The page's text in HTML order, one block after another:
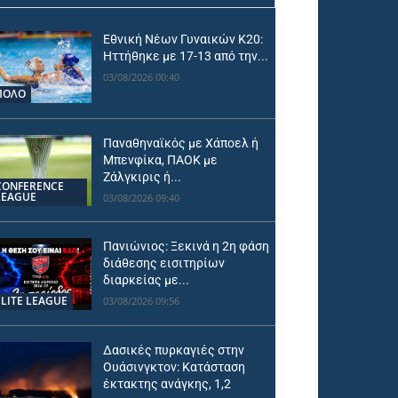
Εθνική Νέων Γυναικών Κ20:
Ηττήθηκε με 17-13 από την...
03/08/2026 00:40
Παναθηναϊκός με Χάποελ ή
Μπενφίκα, ΠΑΟΚ με
Ζάλγκιρις ή...
03/08/2026 09:40
LEAGUE
Πανιώνιος: Ξεκινά η 2η φάση
διάθεσης εισιτηρίων
διαρκείας με...
03/08/2026 09:56
Δασικές πυρκαγιές στην
Ουάσινγκτον: Κατάσταση
έκτακτης ανάγκης, 1,2